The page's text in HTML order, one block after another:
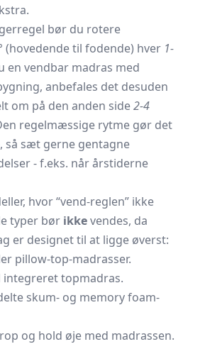
bør du rotere
(hovedende til fodende) hver 1-
en vendbar madras med
anbefales det desuden
om på den anden side2-4
regelmæssige rytme gør det
så sæt gerne gentagne
- f.eks. når årstiderne
hvor “vend-reglen” ikke
typer bør ikkevendes, da
er designet til at ligge øverst:
pillow-top-madrasser.
integreret topmadras.
skum- og memory foam-
og hold øje med madrassen.